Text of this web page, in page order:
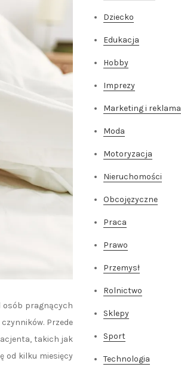
osób pragnących
Przede
takich jak
od kilku miesięcy
Dziecko
Edukacja
Hobby
Imprezy
Marketing i reklama
Moda
Motoryzacja
Nieruchomości
Obcojęzyczne
Praca
Prawo
Przemysł
Rolnictwo
Sklepy
Sport
Technologia